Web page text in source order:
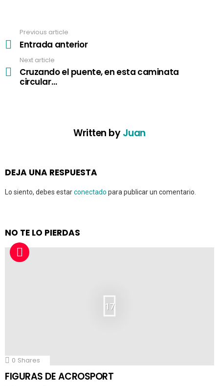
i
g
t
more
Previous article
Entrada anterior
Next article
Cruzando el puente, en esta caminata
circular…
Written byJuan
DEJA UNA RESPUESTA
Lo siento, debes estarconectado para publicar un comentario.
NO TE LO PIERDAS
17
0 Shares
FIGURAS DE ACROSPORT